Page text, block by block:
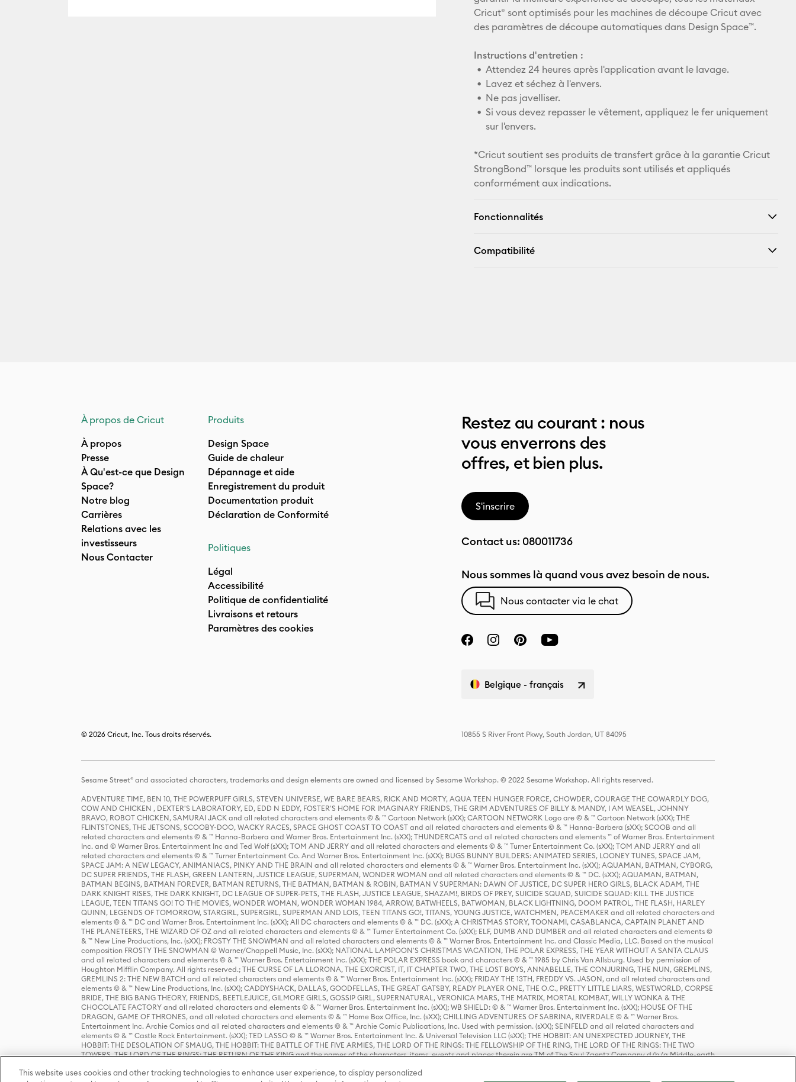
Facebook
Cricut® sont optimisés pour les machines de découpe Cricut avec
des paramètres de découpe automatiques dans Design Space™.
Instructions d'entretien :
Attendez 24 heures après l'application avant le lavage.
Lavez et séchez à l'envers.
Ne pas javelliser.
Si vous devez repasser le vêtement, appliquez le fer uniquement
sur l'envers.
*Cricut soutient ses produits de transfert grâce à la garantie Cricut
StrongBond™ lorsque les produits sont utilisés et appliqués
conformément aux indications.
Fonctionnalités
Compatibilité
À propos de Cricut
À propos
Presse
À Qu'est-ce que Design
Space?
Notre blog
Carrières
Relations avec les
investisseurs
Nous Contacter
Produits
Design Space
Guide de chaleur
Dépannage et aide
Enregistrement du produit
Documentation produit
Déclaration de Conformité
Politiques
Légal
Accessibilité
Politique de confidentialité
Livraisons et retours
Paramètres des cookies
Restez au courant : nous
vous enverrons des
offres, et bien plus.
S'inscrire
Contact us: 080011736
Nous sommes là quand vous avez besoin de nous.
Nous contacter via le chat
Belgique - français
© 2026 Cricut, Inc. Tous droits réservés. 10855 S River Front Pkwy, South Jordan, UT 84095
Sesame Street® and associated characters, trademarks and design elements are owned and licensed by Sesame Workshop. © 2022 Sesame Workshop. All rights reserved.
ADVENTURE TIME, BEN 10, THE POWERPUFF GIRLS, STEVEN UNIVERSE, WE BARE BEARS, RICK AND MORTY, AQUA TEEN HUNGER FORCE, CHOWDER, COURAGE THE COWARDLY DOG,
COW AND CHICKEN , DEXTER'S LABORATORY, ED, EDD N EDDY, FOSTER'S HOME FOR IMAGINARY FRIENDS, THE GRIM ADVENTURES OF BILLY & MANDY, I AM WEASEL, JOHNNY
BRAVO, ROBOT CHICKEN, SAMURAI JACK and all related characters and elements © & ™ Cartoon Network (sXX); CARTOON NETWORK Logo are © & ™ Cartoon Network (sXX); THE
FLINTSTONES, THE JETSONS, SCOOBY-DOO, WACKY RACES, SPACE GHOST COAST TO COAST and all related characters and elements © & ™ Hanna-Barbera (sXX); SCOOB and all
related characters and elements © & ™ Hanna-Barbera and Warner Bros. Entertainment Inc. (sXX); THUNDERCATS and all related characters and elements ™ of Warner Bros. Entertainment
Inc. and © Warner Bros. Entertainment Inc and Ted Wolf (sXX); TOM AND JERRY and all related characters and elements © & ™ Turner Entertainment Co. (sXX); TOM AND JERRY and all
related characters and elements © & ™ Turner Entertainment Co. And Warner Bros. Entertainment Inc. (sXX); BUGS BUNNY BUILDERS: ANIMATED SERIES, LOONEY TUNES, SPACE JAM,
SPACE JAM: A NEW LEGACY, ANIMANIACS, PINKY AND THE BRAIN and all related characters and elements © & ™ Warner Bros. Entertainment Inc. (sXX); AQUAMAN, BATMAN, CYBORG,
DC SUPER FRIENDS, THE FLASH, GREEN LANTERN, JUSTICE LEAGUE, SUPERMAN, WONDER WOMAN and all related characters and elements © & ™ DC. (sXX); AQUAMAN, BATMAN,
BATMAN BEGINS, BATMAN FOREVER, BATMAN RETURNS, THE BATMAN, BATMAN & ROBIN, BATMAN V SUPERMAN: DAWN OF JUSTICE, DC SUPER HERO GIRLS, BLACK ADAM, THE
DARK KNIGHT RISES, THE DARK KNIGHT, DC LEAGUE OF SUPER-PETS, THE FLASH, JUSTICE LEAGUE, SHAZAM!, BIRDS OF PREY, SUICIDE SQUAD, SUICIDE SQUAD: KILL THE JUSTICE
LEAGUE, TEEN TITANS GO! TO THE MOVIES, WONDER WOMAN, WONDER WOMAN 1984, ARROW, BATWHEELS, BATWOMAN, BLACK LIGHTNING, DOOM PATROL, THE FLASH, HARLEY
QUINN, LEGENDS OF TOMORROW, STARGIRL, SUPERGIRL, SUPERMAN AND LOIS, TEEN TITANS GO!, TITANS, YOUNG JUSTICE, WATCHMEN, PEACEMAKER and all related characters and
elements © & ™ DC and Warner Bros. Entertainment Inc. (sXX); All DC characters and elements © & ™ DC. (sXX); A CHRISTMAS STORY, TOONAMI, CASABLANCA, CAPTAIN PLANET AND
THE PLANETEERS, THE WIZARD OF OZ and all related characters and elements © & ™ Turner Entertainment Co. (sXX); ELF, DUMB AND DUMBER and all related characters and elements ©
& ™ New Line Productions, Inc. (sXX); FROSTY THE SNOWMAN and all related characters and elements © & ™ Warner Bros. Entertainment Inc. and Classic Media, LLC. Based on the musical
composition FROSTY THE SNOWMAN © Warner/Chappell Music, Inc. (sXX); NATIONAL LAMPOON'S CHRISTMAS VACATION, THE POLAR EXPRESS, THE YEAR WITHOUT A SANTA CLAUS
and all related characters and elements © & ™ Warner Bros. Entertainment Inc. (sXX); THE POLAR EXPRESS book and characters © & ™ 1985 by Chris Van Allsburg. Used by permission of
Houghton Mifflin Company. All rights reserved.; THE CURSE OF LA LLORONA, THE EXORCIST, IT, IT CHAPTER TWO, THE LOST BOYS, ANNABELLE, THE CONJURING, THE NUN, GREMLINS,
GREMLINS 2: THE NEW BATCH and all related characters and elements © & ™ Warner Bros. Entertainment Inc. (sXX); FRIDAY THE 13TH, FREDDY VS. JASON, and all related characters and
elements © & ™ New Line Productions, Inc. (sXX); CADDYSHACK, DALLAS, GOODFELLAS, THE GREAT GATSBY, READY PLAYER ONE, THE O.C., PRETTY LITTLE LIARS, WESTWORLD, CORPSE
BRIDE, THE BIG BANG THEORY, FRIENDS, BEETLEJUICE, GILMORE GIRLS, GOSSIP GIRL, SUPERNATURAL, VERONICA MARS, THE MATRIX, MORTAL KOMBAT, WILLY WONKA & THE
CHOCOLATE FACTORY and all related characters and elements © & ™ Warner Bros. Entertainment Inc. (sXX); WB SHIELD: © & ™ Warner Bros. Entertainment Inc. (sXX); HOUSE OF THE
DRAGON, GAME OF THRONES, and all related characters and elements © & ™ Home Box Office, Inc. (sXX); CHILLING ADVENTURES OF SABRINA, RIVERDALE © & ™ Warner Bros.
Entertainment Inc. Archie Comics and all related characters and elements © & ™ Archie Comic Publications, Inc. Used with permission. (sXX); SEINFELD and all related characters and
elements © & ™ Castle Rock Entertainment. (sXX); TED LASSO © & ™ Warner Bros. Entertainment Inc. & Universal Television LLC (sXX); THE HOBBIT: AN UNEXPECTED JOURNEY, THE
HOBBIT: THE DESOLATION OF SMAUG, THE HOBBIT: THE BATTLE OF THE FIVE ARMIES, THE LORD OF THE RINGS: THE FELLOWSHIP OF THE RING, THE LORD OF THE RINGS: THE TWO
TOWERS, THE LORD OF THE RINGS: THE RETURN OF THE KING and the names of the characters, items, events and places therein are TM of The Saul Zaentz Company d/b/a Middle-earth
Warner Bros. Entertainment Inc. (sXX); WIZARDING WORLD and all related trademarks, characters, names, and indicia are © & ™ Warner Bros. Entertainment Inc. (sXX); © Warner Bros.
This website uses cookies and other tracking technologies to enhance user experience, to display personalized